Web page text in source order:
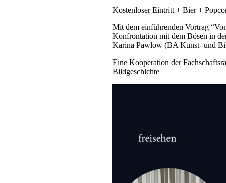
Kostenloser Eintritt + Bier +
Mit dem einführenden Vortrag
Konfrontation mit dem Bösen in
Karina Pawlow (BA Kunst- und
Eine Kooperation der
Bildgeschichte